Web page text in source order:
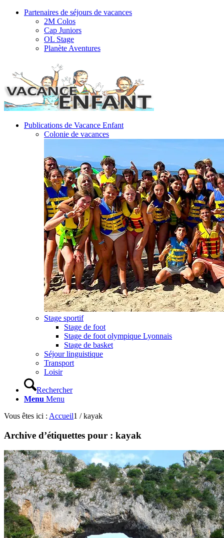
Partenaires de séjours de vacances
2M Colos
Cap Juniors
OL Stage
Planète Aventures
Publications de Vacance Enfant
Colonie de vacances
Stage sportif
Stage de foot
Stage de foot olympique Lyonnais
Stage de basket
Séjour linguistique
Transport
Loisir
Rechercher
Menu Menu
Vous êtes ici : Accueil1 / kayak
Archive d’étiquettes pour : kayak